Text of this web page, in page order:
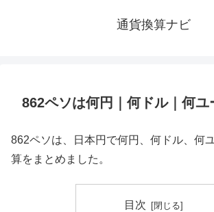
通貨換算ナビ
862ペソは何円｜何ドル｜何ユ
862ペソは、日本円で何円、何ドル、何
算をまとめました。
目次